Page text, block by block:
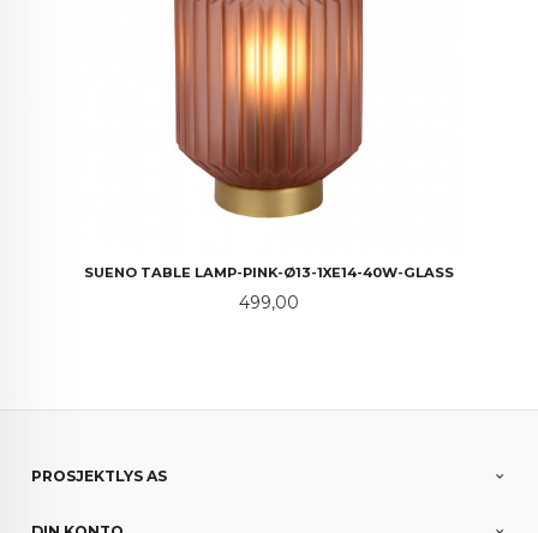
SUENO TABLE LAMP-PINK-Ø13-1XE14-40W-GLASS
Pris
499,00
PROSJEKTLYS AS